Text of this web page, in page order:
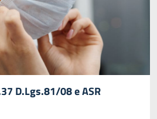
D.Lgs.81/08 e ASR